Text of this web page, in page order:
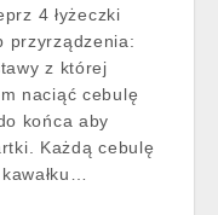
4 łyżeczki
przyrządzenia:
z której
naciąć cebulę
końca aby
Każdą cebulę